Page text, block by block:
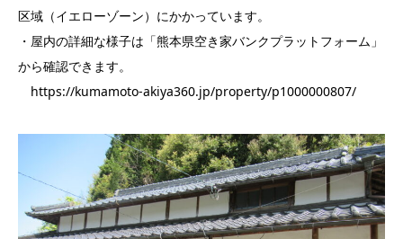
区域（イエローゾーン）にかかっています。
・屋内の詳細な様子は「熊本県空き家バンクプラットフォーム」
から確認できます。
https://kumamoto-akiya360.jp/property/p1000000807/